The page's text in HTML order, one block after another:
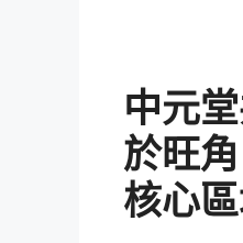
中元
於旺
核心區